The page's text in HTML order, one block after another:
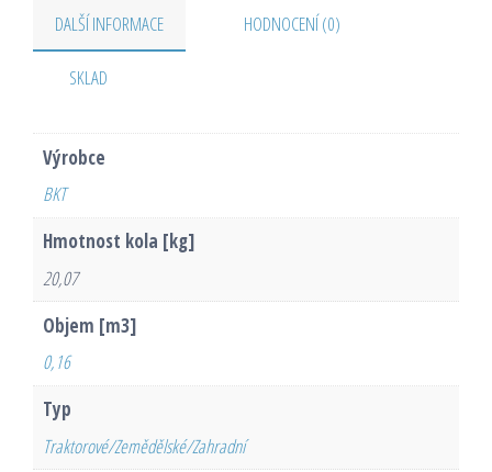
DALŠÍ INFORMACE HODNOCENÍ (0)
SKLAD
Výrobce
BKT
Hmotnost kola [kg]
20,07
Objem [m3]
0,16
Typ
Traktorové/Zemědělské/Zahradní